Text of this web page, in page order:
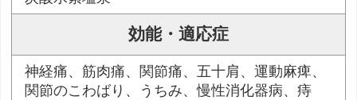
効能・適応症
神経痛、筋肉痛、関節痛、五十肩、運動麻痺、
関節のこわばり、うちみ、慢性消化器病、痔